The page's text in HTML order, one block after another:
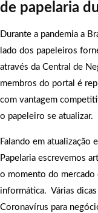
de papelaria
Durante a pandemia a
lado dos papeleiros
através da Central de
membros do portal é
com vantagem
o papeleiro se atualizar.
Falando em atualização
Papelaria escrevemos
o momento do mercado
informática. Várias
Coronavírus para